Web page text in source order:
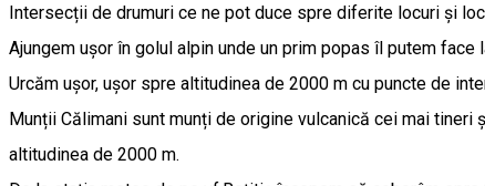
Intersecții de drumuri ce ne pot duce spre diferite locuri și
Ajungem ușor în golul alpin unde un prim popas îl putem
Urcăm ușor, ușor spre altitudinea de 2000 m cu puncte de
Munții Călimani sunt munți de origine vulcanică cei mai tineri
altitudinea de 2000 m.